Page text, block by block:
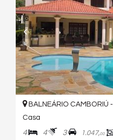
BALNEÁRIO CAMBORIÚ -
Casa
4 4 3 1.047,00